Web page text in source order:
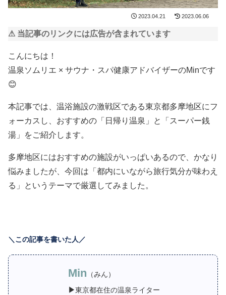
2023.04.21 2023.06.06
⚠ 当記事のリンクには広告が含まれています
こんにちは！
温泉ソムリエ × サウナ・スパ健康アドバイザーのMinです
😊
本記事では、温浴施設の激戦区である東京都多摩地区にフ
ォーカスし、おすすめの「日帰り温泉」と「スーパー銭
湯」をご紹介します。
多摩地区にはおすすめの施設がいっぱいあるので、かなり
悩みましたが、今回は「都内にいながら旅行気分が味わえ
る」というテーマで厳選してみました。
＼この記事を書いた人／
Min （みん）
▶東京都在住の温泉ライター